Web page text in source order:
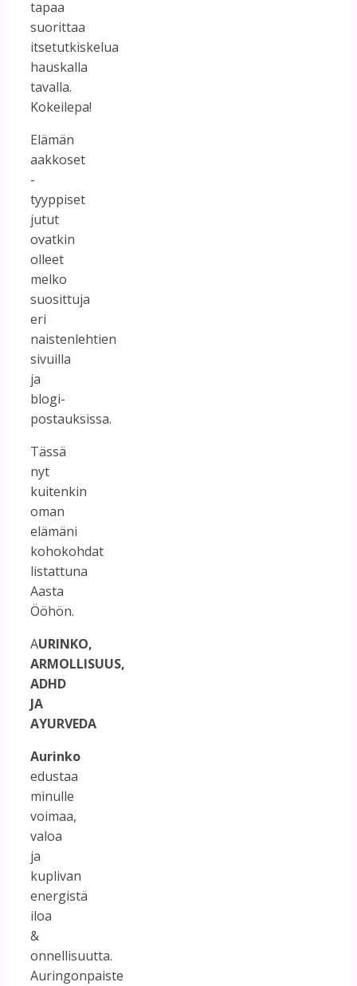
tapaa
suorittaa
itsetutkiskelua
hauskalla
tavalla.
Kokeilepa!
Elämän
aakkoset
-
tyyppiset
jutut
ovatkin
olleet
melko
suosittuja
eri
naistenlehtien
sivuilla
ja
blogi-
postauksissa.
Tässä
nyt
kuitenkin
oman
elämäni
kohokohdat
listattuna
Aasta
Ööhön.
AURINKO,
ARMOLLISUUS,
ADHD
JA
AYURVEDA
Aurinko
edustaa
minulle
voimaa,
valoa
ja
kuplivan
energistä
iloa
&
onnellisuutta.
Auringonpaiste